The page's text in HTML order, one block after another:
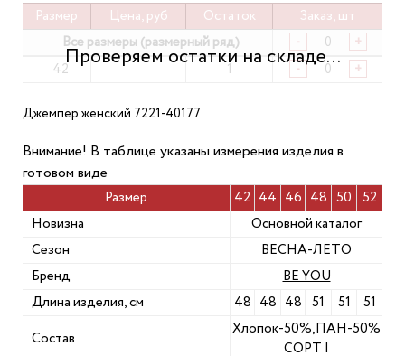
Размер Цена, руб Остаток
Заказ, шт
Все размеры (размерный ряд)
- +
42 1 - +
Джемпер женский 7221-40177
Внимание! В таблице указаны измерения изделия в
готовом виде
Размер 42 44 46 48 50
52
Новизна
Основной каталог
Сезон
ВЕСНА-ЛЕТО
Бренд
BE YOU
Длина изделия, см
48 48 48 51 51 51
Состав
Хлопок-50%,ПАН-50%
СОРТ I